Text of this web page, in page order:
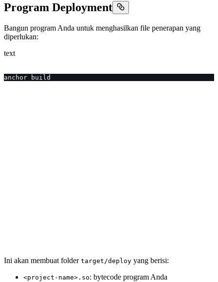
Program Deployment
Bangun program Anda untuk menghasilkan file penerapan yang
diperlukan:
text
anchor build
Ini akan membuat folder target/deploy yang berisi:
<project-name>.so: bytecode program Anda